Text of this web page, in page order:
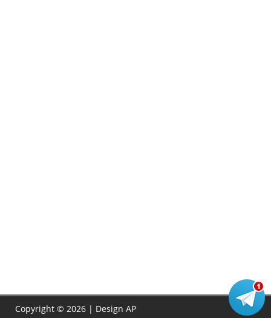
Copyright © 2026 | Design AP